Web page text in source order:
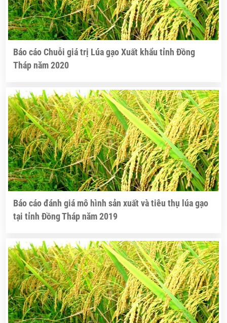
Báo cáo Chuỗi giá trị Lúa gạo Xuất khẩu tỉnh Đồng
Tháp năm 2020
Báo cáo đánh giá mô hình sản xuất và tiêu thụ lúa gạo
tại tỉnh Đồng Tháp năm 2019